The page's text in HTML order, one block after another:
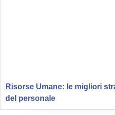
Risorse Umane: le migliori
del personale